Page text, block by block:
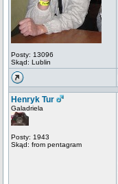
Posty: 13096
Skąd: Lublin
Henryk Tur
Galadriela
Posty: 1943
Skąd: from pentagram